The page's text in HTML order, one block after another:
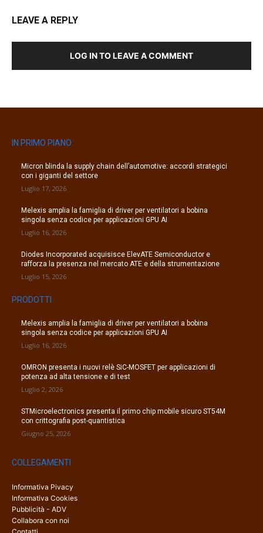
LEAVE A REPLY
LOG IN TO LEAVE A COMMENT
IN PRIMO PIANO
Micron blinda la supply chain dell’automotive: accordi strategici
con i giganti del settore
Luglio 17, 2026
Melexis amplia la famiglia di driver per ventilatori a bobina
singola senza codice per applicazioni GPU AI
Luglio 16, 2026
Diodes Incorporated acquisisce ElevATE Semiconductor e
rafforza la presenza nel mercato ATE e della strumentazione
Luglio 15, 2026
PRODOTTI
Melexis amplia la famiglia di driver per ventilatori a bobina
singola senza codice per applicazioni GPU AI
Luglio 16, 2026
OMRON presenta i nuovi relè SiC-MOSFET per applicazioni di
potenza ad alta tensione e di test
Luglio 2, 2026
STMicroelectronics presenta il primo chip mobile sicuro ST54M
con crittografia post-quantistica
Giugno 25, 2026
COLLEGAMENTI
Informativa Pivacy
Informativa Cookies
Pubblicità - ADV
Collabora con noi
Contatti